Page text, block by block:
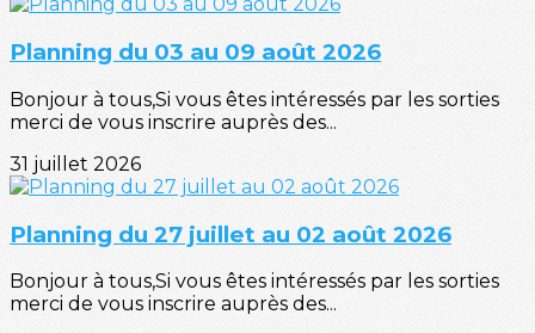
Planning du 03 au 09 août 2026
Bonjour à tous,Si vous êtes intéressés par les sorties
merci de vous inscrire auprès des...
31 juillet 2026
Planning du 27 juillet au 02 août 2026
Bonjour à tous,Si vous êtes intéressés par les sorties
merci de vous inscrire auprès des...